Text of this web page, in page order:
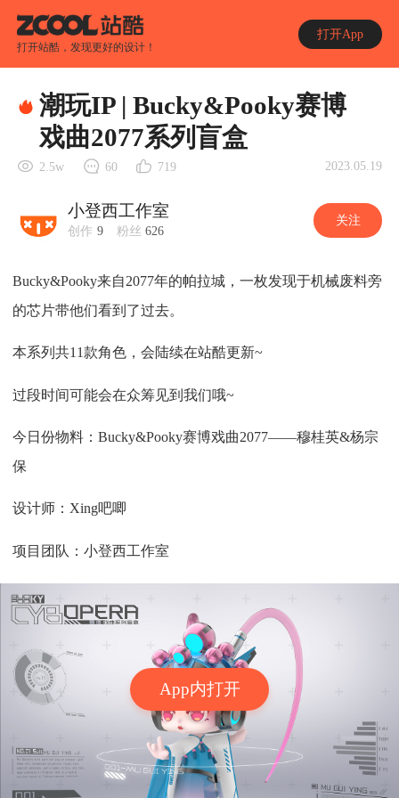
打开站酷，发现更好的设计！
打开App
App内打开
潮玩IP | Bucky&Pooky赛博
戏曲2077系列盲盒
2.5w 60 719 2023.05.19
小登西工作室
创作 9 粉丝 626
关注
Bucky&Pooky来自2077年的帕拉城，一枚发现于机械废料旁
的芯片带他们看到了过去。
本系列共11款角色，会陆续在站酷更新~
过段时间可能会在众筹见到我们哦~
今日份物料：Bucky&Pooky赛博戏曲2077——穆桂英&杨宗
保
设计师：Xing吧唧
项目团队：小登西工作室